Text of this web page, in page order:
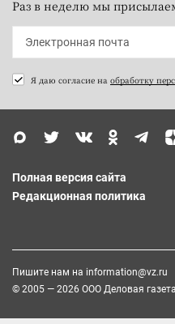
Раз в неделю мы
Я даю согласие на обработку
Полная версия сайта
Редакционная политика
Пишите нам на information@vz.ru
© 2005 — 2026 ООО Деловая